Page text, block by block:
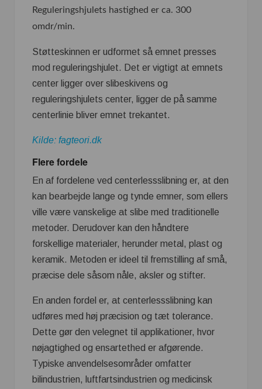
Reguleringshjulets hastighed er ca. 300
omdr/min.
Støtteskinnen er udformet så emnet presses
mod reguleringshjulet. Det er vigtigt at emnets
center ligger over slibeskivens og
reguleringshjulets center, ligger de på samme
centerlinie bliver emnet trekantet.
Kilde: fagteori.dk
Flere fordele
En af fordelene ved centerlessslibning er, at den
kan bearbejde lange og tynde emner, som ellers
ville være vanskelige at slibe med traditionelle
metoder. Derudover kan den håndtere
forskellige materialer, herunder metal, plast og
keramik. Metoden er ideel til fremstilling af små,
præcise dele såsom nåle, aksler og stifter.
En anden fordel er, at centerlessslibning kan
udføres med høj præcision og tæt tolerance.
Dette gør den velegnet til applikationer, hvor
nøjagtighed og ensartethed er afgørende.
Typiske anvendelsesområder omfatter
bilindustrien, luftfartsindustrien og medicinsk